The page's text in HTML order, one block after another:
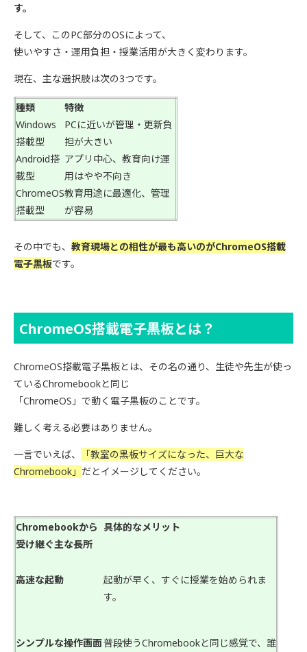
す。
そして、このPC部分のOSによって、
使いやすさ・運用負担・授業活用が大きく変わります。
現在、主な選択肢は次の3つです。
種類
特徴
Windows
搭載型
PCに近いが管理・更新負
担が大きい
Android搭
載型
アプリ中心、教育向け運
用はやや不向き
ChromeOS
搭載型
教育用途に最適化、管理
が容易
その中でも、 教育現場との相性が最も高いのがChromeOS搭載
電子黒板です。
ChromeOS搭載電子黒板とは？
ChromeOS搭載電子黒板とは、その名の通り、生徒や先生が使っ
ているChromebookと同じ
「ChromeOS」で動く電子黒板のことです。
難しく考える必要はありません。
一言でいえば、
「教室の黒板サイズになった、巨大な
Chromebook」 だとイメージしてください。
Chromebookから
受け継ぐ主な長所
具体的なメリット
高速な起動
起動が早く、すぐに授業を始められま
す。
シンプルな操作画面普段使うChromebookと同じ感覚で、誰